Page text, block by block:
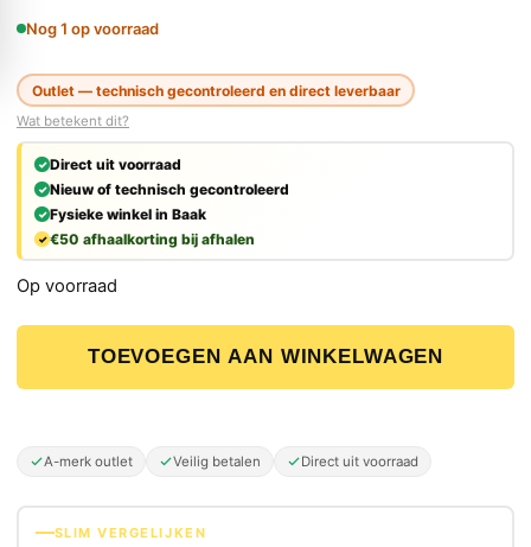
Nog 1 op voorraad
Outlet — technisch gecontroleerd en direct leverbaar
Wat betekent dit?
Direct uit voorraad
Nieuw of technisch gecontroleerd
Fysieke winkel in Baak
€50 afhaalkorting bij afhalen
Op voorraad
ATAG KD66178DN – Inbouw Koel-Vriescombinatie – 178
TOEVOEGEN AAN WINKELWAGEN
A-merk outlet Veilig betalen Direct uit voorraad
SLIM VERGELIJKEN